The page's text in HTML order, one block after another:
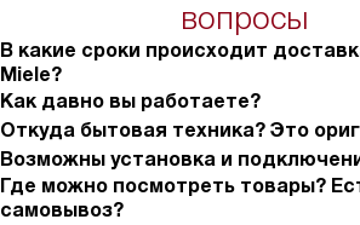
вопросы
В какие сроки происходит
Miele?
Как давно вы работаете?
Откуда бытовая техника? Это
Возможны установка и
Где можно посмотреть товары?
самовывоз?